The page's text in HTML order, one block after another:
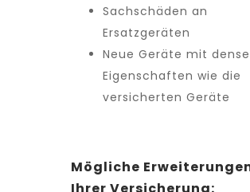
Sachschäden an
Ersatzgeräten
Neue Geräte mit
Eigenschaften wie die
versicherten Geräte
Mögliche